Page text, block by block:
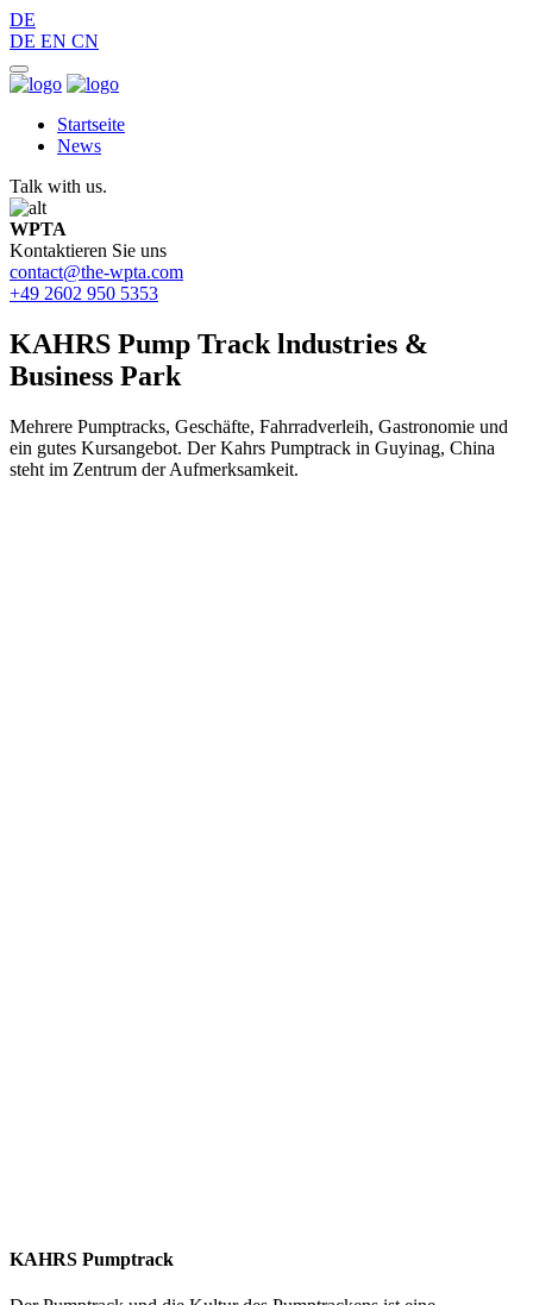
DE
DE EN CN
Startseite
News
Talk with us.
WPTA
Kontaktieren Sie uns
contact@the-wpta.com
+49 2602 950 5353
KAHRS Pump Track lndustries &
Business Park
Mehrere Pumptracks, Geschäfte, Fahrradverleih, Gastronomie und
ein gutes Kursangebot. Der Kahrs Pumptrack in Guyinag, China
steht im Zentrum der Aufmerksamkeit.
KAHRS Pumptrack